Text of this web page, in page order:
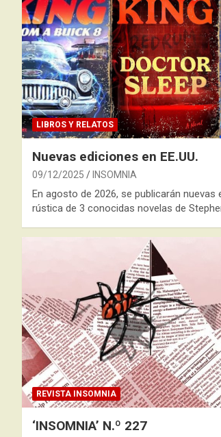
LIBROS Y RELATOS
Nuevas ediciones en EE.UU.
09/12/2025 INSOMNIA
En agosto de 2026, se publicarán nuevas
rústica de 3 conocidas novelas de
REVISTA INSOMNIA
‘INSOMNIA’ N.º 227